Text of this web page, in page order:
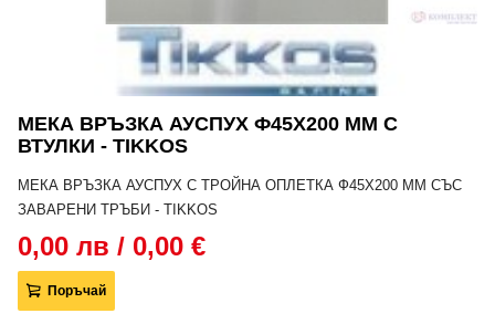
МЕКА ВРЪЗКА АУСПУХ Ф45Х200 MM С
ВТУЛКИ - TIKKOS
МЕКА ВРЪЗКА АУСПУХ С ТРОЙНА ОПЛЕТКА Ф45Х200 MM СЪС
ЗАВАРЕНИ ТРЪБИ - TIKKOS
0,00 лв / 0,00 €
Поръчай